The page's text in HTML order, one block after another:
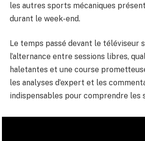
les autres sports mécaniques
durant le week-end.
Le temps passé devant le téléviseur
l’alternance entre sessions libres,
haletantes et une course
les analyses d’expert et les
indispensables pour comprendre les